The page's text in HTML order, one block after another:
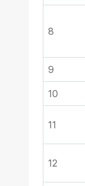
8
9
10
11
12